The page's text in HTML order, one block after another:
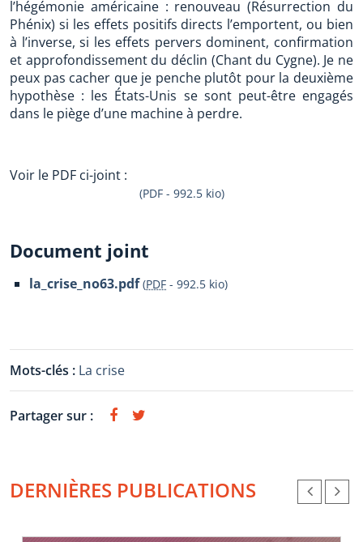
l’hégémonie américaine : renouveau (Résurrection du
Phénix) si les effets positifs directs l’emportent, ou bien
à l’inverse, si les effets pervers dominent, confirmation
et approfondissement du déclin (Chant du Cygne). Je ne
peux pas cacher que je penche plutôt pour la deuxième
hypothèse : les États-Unis se sont peut-être engagés
dans le piège d’une machine à perdre.
Voir le PDF ci-joint :
(PDF - 992.5 kio)
Document joint
la_crise_no63.pdf (PDF - 992.5 kio)
Mots-clés : La crise
Partager sur :
DERNIÈRES PUBLICATIONS